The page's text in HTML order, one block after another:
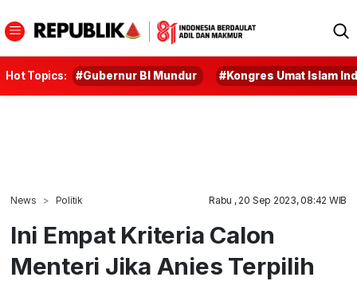
Hot Topics: #Gubernur BI Mundur #Kongres Umat Islam
News Politik Rabu , 20 Sep 2023, 08:42 WIB
Ini Empat Kriteria Calon
Menteri Jika Anies Terpilih